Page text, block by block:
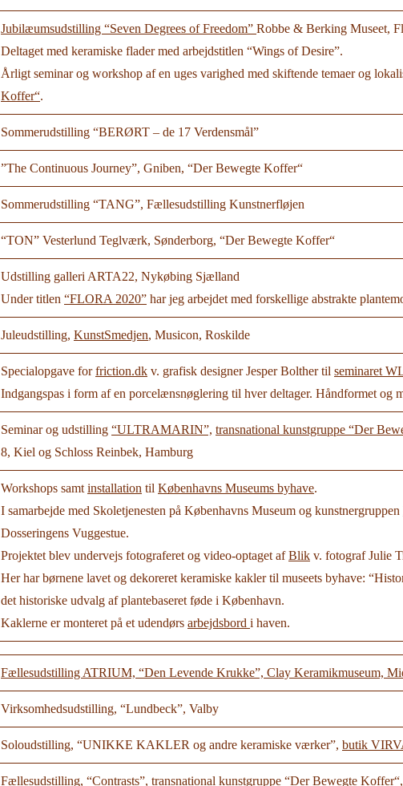
Jubilæumsudstilling “Seven Degrees of Freedom” Robbe & Berking Museet,
Deltaget med keramiske flader med arbejdstitlen “Wings of Desire”.
Årligt seminar og workshop af en uges varighed med skiftende temaer og
Koffer“.
Sommerudstilling “BERØRT – de 17 Verdensmål”
”The Continuous Journey”, Gniben, “Der Bewegte Koffer“
Sommerudstilling “TANG”, Fællesudstilling Kunstnerfløjen
“TON” Vesterlund Teglværk, Sønderborg, “Der Bewegte Koffer“
Udstilling galleri ARTA22, Nykøbing Sjælland
Under titlen “FLORA 2020” har jeg arbejdet med forskellige abstrakte
Juleudstilling, KunstSmedjen, Musicon, Roskilde
Specialopgave forfriction.dk v. grafisk designer Jesper Bolther til seminaret
Indgangspas i form af en porcelænsnøglering til hver deltager. Håndformet og
Seminar og udstilling “ULTRAMARIN”, transnational kunstgruppe “Der
8, Kiel og Schloss Reinbek, Hamburg
Workshops samt installation til Københavns Museums byhave.
I samarbejde med Skoletjenesten på Københavns Museum og kunstnergruppen
Dosseringens Vuggestue.
Projektet blev undervejs fotograferet og video-optaget afBlik v. fotograf Julie
Her har børnene lavet og dekoreret keramiske kakler til museets byhave:
det historiske udvalg af plantebaseret føde i København.
Kaklerne er monteret på et udendørs arbejdsbord i haven.
Fællesudstilling ATRIUM, “Den Levende Krukke”, Clay Keramikmuseum,
Virksomhedsudstilling, “Lundbeck”, Valby
Soloudstilling, “UNIKKE KAKLER og andre keramiske værker”, butik
Fællesudstilling, “Contrasts”, transnational kunstgruppe “Der Bewegte Koffer“